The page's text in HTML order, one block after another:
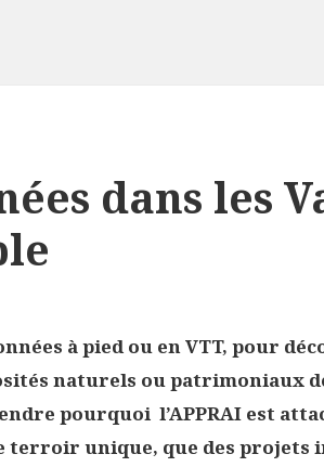
dans les
à pied ou en VTT, pour
naturels ou patrimoniaux
pourquoi l’APPRAI est
terroir unique, que des projets